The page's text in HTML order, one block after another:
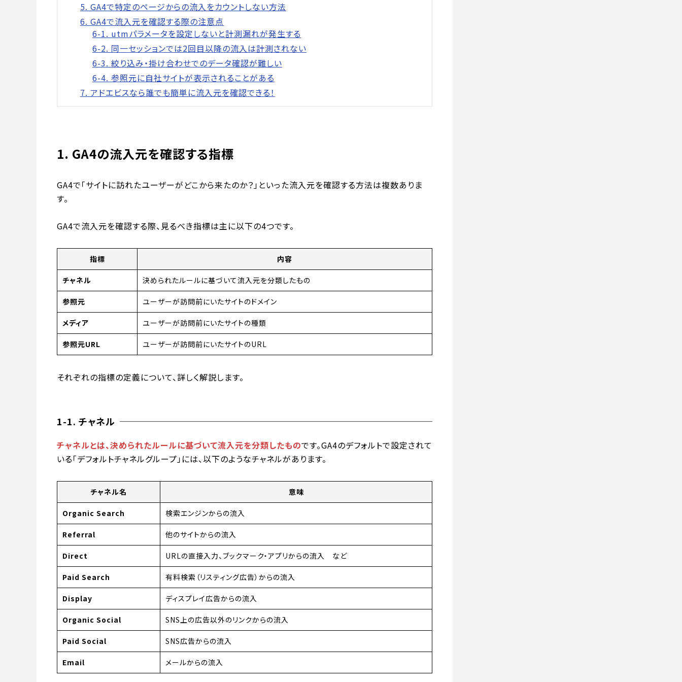
5. GA4で特定のページからの流入をカウントしない方法
6. GA4で流入元を確認する際の注意点
6-1. utmパラメータを設定しないと計測漏れが発生する
6-2. 同一セッションでは2回目以降の流入は計測されない
6-3. 絞り込み・掛け合わせでのデータ確認が難しい
6-4. 参照元に自社サイトが表示されることがある
7. アドエビスなら誰でも簡単に流入元を確認できる！
1. GA4の流入元を確認する指標
GA4で「サイトに訪れたユーザーがどこから来たのか？」といった流入元を確認する方法は複数ありま
す。
GA4で流入元を確認する際、見るべき指標は主に以下の4つです。
指標 内容
チャネル 決められたルールに基づいて流入元を分類したもの
参照元 ユーザーが訪問前にいたサイトのドメイン
メディア ユーザーが訪問前にいたサイトの種類
参照元URL ユーザーが訪問前にいたサイトのURL
それぞれの指標の定義について、詳しく解説します。
1-1. チャネル
チャネルとは、決められたルールに基づいて流入元を分類したものです。GA4のデフォルトで設定されて
いる「デフォルトチャネルグループ」には、以下のようなチャネルがあります。
チャネル名 意味
Organic Search 検索エンジンからの流入
Referral 他のサイトからの流入
Direct URLの直接入力、ブックマーク・アプリからの流入 など
Paid Search 有料検索（リスティング広告）からの流入
Display ディスプレイ広告からの流入
Organic Social SNS上の広告以外のリンクからの流入
Paid Social SNS広告からの流入
Email メールからの流入